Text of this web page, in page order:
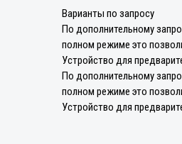
Варианты по запросу
По дополнительному
полном режиме это
Устройство для
По дополнительному
полном режиме это
Устройство для